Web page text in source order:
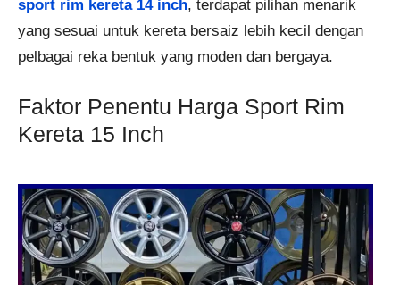
sport rim kereta 14 inch, terdapat pilihan menarik
yang sesuai untuk kereta bersaiz lebih kecil dengan
pelbagai reka bentuk yang moden dan bergaya.
Faktor Penentu Harga Sport Rim
Kereta 15 Inch